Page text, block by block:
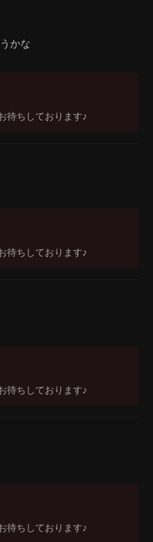
かな
待ちしております♪
待ちしております♪
待ちしております♪
待ちしております♪